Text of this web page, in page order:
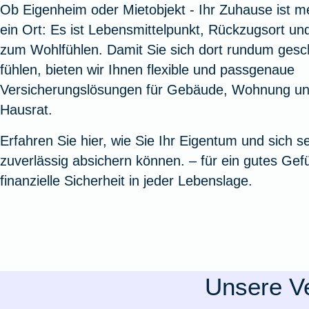
Oldtimerversicherung
Zur Produktübersicht
Haus- und
Jagd-
Jäger-
Augenzusatzversicherung
Zur Produktübersicht
Zur
Zur
Vermögensschadenversicherung
Cyber-Versicherung
Spezialversicherungen
Zur Serviceübersicht
Ob Eigenheim oder Mietobjekt - Ihr Zuhause ist
ein Ort: Es ist Lebensmittelpunkt, Rückzugsort
zum Wohlfühlen. Damit Sie sich dort rundum
fühlen, bieten wir Ihnen flexible und passgenaue
Versicherungslösungen für Gebäude, Wohnung
Hausrat.
Erfahren Sie hier, wie Sie Ihr Eigentum und sich
zuverlässig absichern können. – für ein gutes
finanzielle Sicherheit in jeder Lebenslage.
Unsere